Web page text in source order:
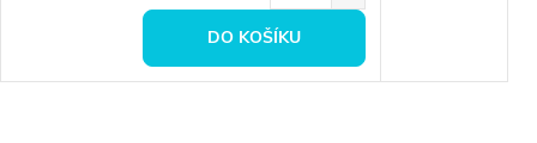
DO KOŠÍKU